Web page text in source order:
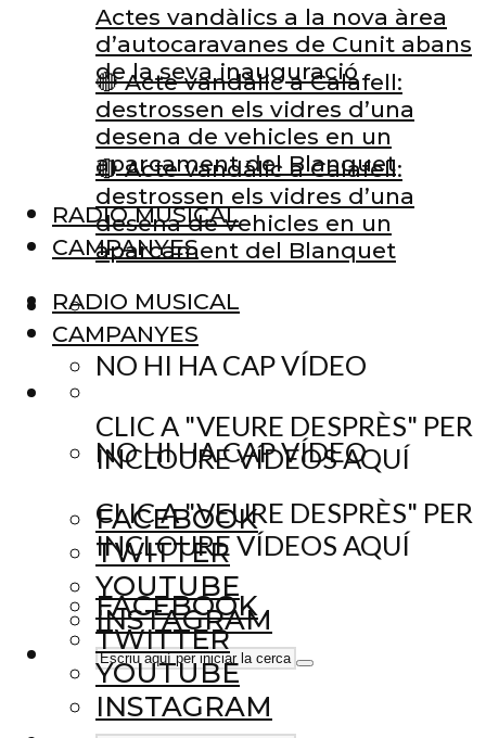
🔴 Acte vandàlic a Calafell:
destrossen els vidres d’una
desena de vehicles en un
aparcament del Blanquet
RADIO MUSICAL
CAMPANYES
NO HI HA CAP VÍDEO
CLIC A "VEURE DESPRÈS" PER
INCLOURE VÍDEOS AQUÍ
FACEBOOK
TWITTER
YOUTUBE
INSTAGRAM
Actes vandàlics a la nova àrea
d’autocaravanes de Cunit abans
de la seva inauguració
🔴 Acte vandàlic a Calafell:
destrossen els vidres d’una
desena de vehicles en un
aparcament del Blanquet
RADIO MUSICAL
CAMPANYES
NO HI HA CAP VÍDEO
CLIC A "VEURE DESPRÈS" PER
INCLOURE VÍDEOS AQUÍ
FACEBOOK
TWITTER
YOUTUBE
INSTAGRAM